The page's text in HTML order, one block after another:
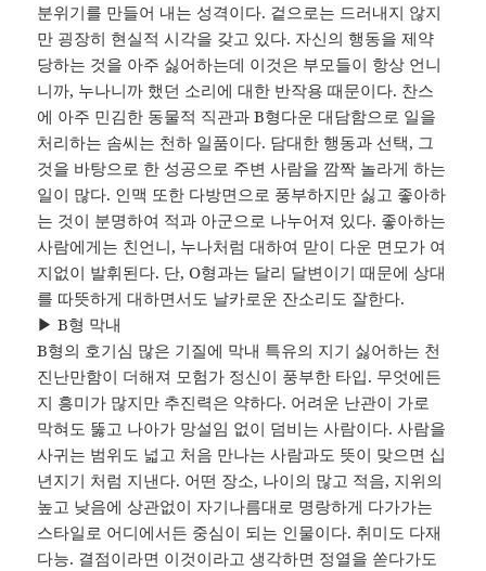
분위기를 만들어 내는 성격이다. 겉으로는 드러내지 않지
만 굉장히 현실적 시각을 갖고 있다. 자신의 행동을 제약
당하는 것을 아주 싫어하는데 이것은 부모들이 항상 언니
니까, 누나니까 했던 소리에 대한 반작용 때문이다. 찬스
에 아주 민김한 동물적 직관과 B형다운 대담함으로 일을
처리하는 솜씨는 천하 일품이다. 담대한 행동과 선택, 그
것을 바탕으로 한 성공으로 주변 사람을 깜짝 놀라게 하는
일이 많다. 인맥 또한 다방면으로 풍부하지만 싫고 좋아하
는 것이 분명하여 적과 아군으로 나누어져 있다. 좋아하는
사람에게는 친언니, 누나처럼 대하여 맏이 다운 면모가 여
지없이 발휘된다. 단, O형과는 달리 달변이기 때문에 상대
를 따뜻하게 대하면서도 날카로운 잔소리도 잘한다.
▶ B형 막내
B형의 호기심 많은 기질에 막내 특유의 지기 싫어하는 천
진난만함이 더해져 모험가 정신이 풍부한 타입. 무엇에든
지 흥미가 많지만 추진력은 약하다. 어려운 난관이 가로
막혀도 뚫고 나아가 망설임 없이 덤비는 사람이다. 사람을
사귀는 범위도 넓고 처음 만나는 사람과도 뜻이 맞으면 십
년지기 처럼 지낸다. 어떤 장소, 나이의 많고 적음, 지위의
높고 낮음에 상관없이 자기나름대로 명랑하게 다가가는
스타일로 어디에서든 중심이 되는 인물이다. 취미도 다재
다능. 결점이라면 이것이라고 생각하면 정열을 쏟다가도